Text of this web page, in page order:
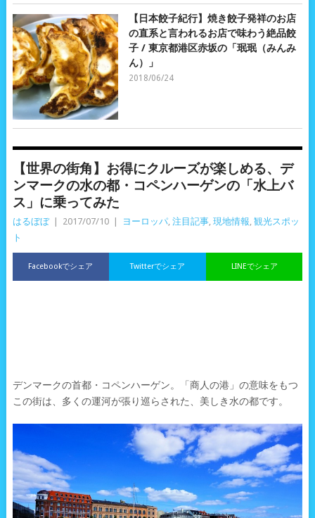
【日本餃子紀行】焼き餃子発祥のお店
の直系と言われるお店で味わう絶品餃
子 / 東京都港区赤坂の「珉珉（みんみ
ん）」
2018/06/24
【世界の街角】お得にクルーズが楽しめる、デ
ンマークの水の都・コペンハーゲンの「水上バ
ス」に乗ってみた
はるぼぼ 2017/07/10 ヨーロッパ, 注目記事, 現地情報, 観光スポッ
ト
Facebookでシェア LINEでシェア
Twitterでシェア
デンマークの首都・コペンハーゲン。「商人の港」の意味をもつ
この街は、多くの運河が張り巡らされた、美しき水の都です。